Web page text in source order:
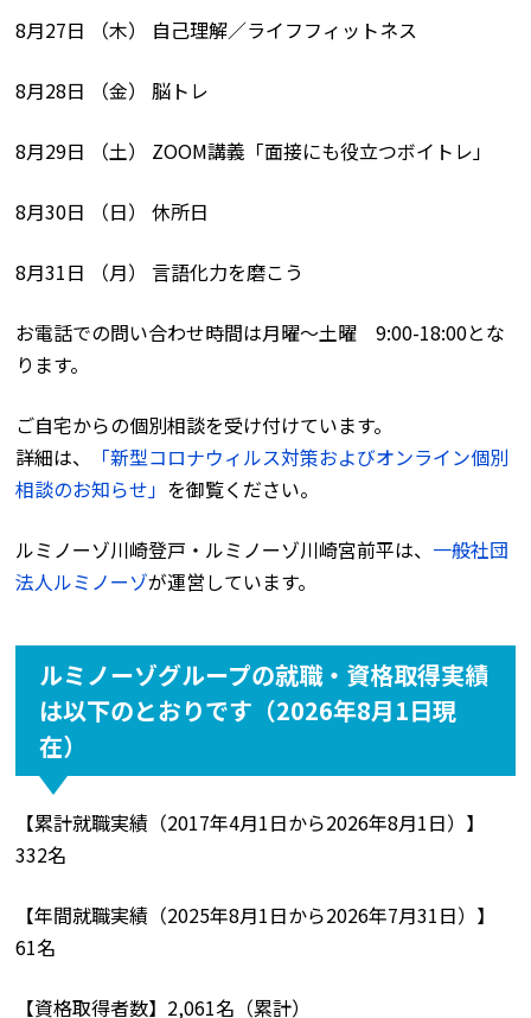
8月27日 （木） 自己理解／ライフフィットネス
8月28日 （金） 脳トレ
8月29日 （土） ZOOM講義「面接にも役立つボイトレ」
8月30日 （日） 休所日
8月31日 （月） 言語化力を磨こう
お電話での問い合わせ時間は月曜〜土曜 9:00-18:00とな
ります。
ご自宅からの個別相談を受け付けています。
詳細は、
「新型コロナウィルス対策およびオンライン個別
相談のお知らせ」 を御覧ください。
ルミノーゾ川崎登戸・ルミノーゾ川崎宮前平は、 一般社団
法人ルミノーゾが運営しています。
ルミノーゾグループの就職・資格取得実績
は以下のとおりです（2026年8月1日現
在）
【累計就職実績（2017年4月1日から2026年8月1日）】
332名
【年間就職実績（2025年8月1日から2026年7月31日）】
61名
【資格取得者数】2,061名（累計）